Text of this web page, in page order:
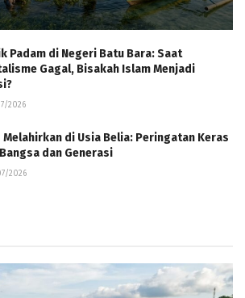
Padam di Negeri Batu Bara: Saat
Gagal, Bisakah Islam Menjadi
2026
Melahirkan di Usia Belia: Peringatan Keras
dan Generasi
2026